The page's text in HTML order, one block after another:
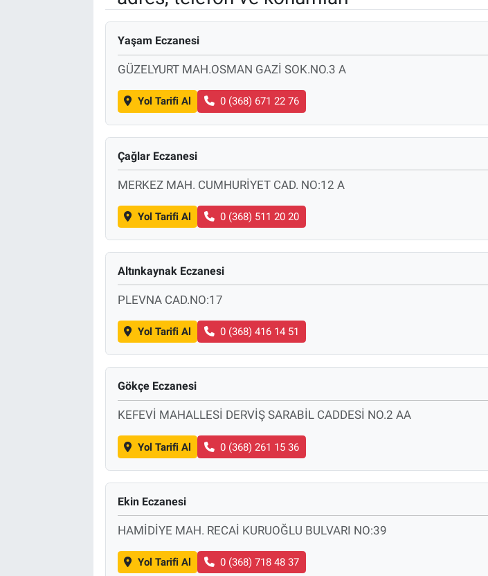
Yaşam Eczanesi
GÜZELYURT MAH.OSMAN GAZİ SOK.NO.3 A
Yol Tarifi Al 0 (368) 671 22 76
Çağlar Eczanesi
MERKEZ MAH. CUMHURİYET CAD. NO:12 A
Yol Tarifi Al 0 (368) 511 20 20
Altınkaynak Eczanesi
PLEVNA CAD.NO:17
Yol Tarifi Al 0 (368) 416 14 51
Gökçe Eczanesi
KEFEVİ MAHALLESİ DERVİŞ SARABİL CADDESİ NO.2 AA
Yol Tarifi Al 0 (368) 261 15 36
Ekin Eczanesi
HAMİDİYE MAH. RECAİ KURUOĞLU BULVARI NO:39
Yol Tarifi Al 0 (368) 718 48 37
BİLİM VE TEKNOLOJİ
Şambayat Haber